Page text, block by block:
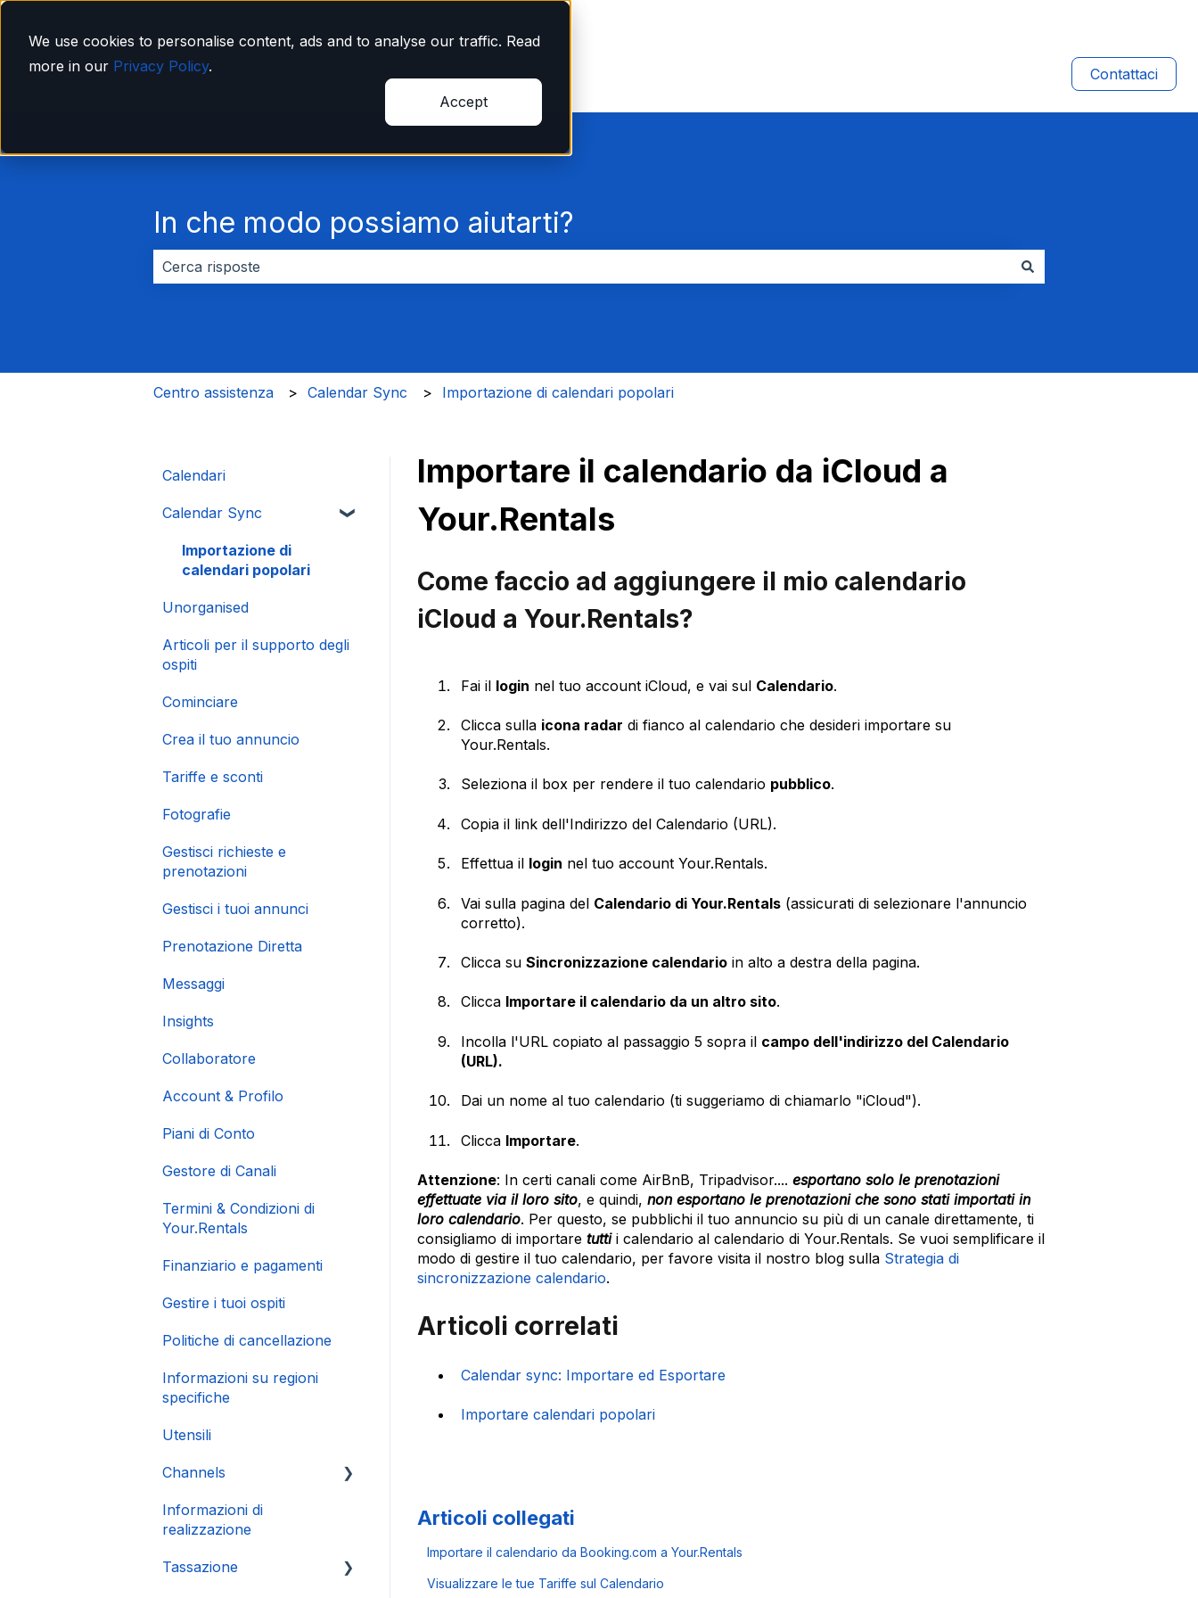
We use cookies to personalise content, ads and to analyse our traffic. Read
more in our Privacy Policy.
Accept
Contattaci
In che modo possiamo aiutarti?
Centro assistenza Calendar Sync Importazione di calendari popolari
Importare il calendario da iCloud a
Your.Rentals
Come faccio ad aggiungere il mio calendario
iCloud a Your.Rentals?
Fai il login nel tuo account iCloud, e vai sul Calendario.
Clicca sulla icona radar di fianco al calendario che desideri importare su
Your.Rentals.
Seleziona il box per rendere il tuo calendario pubblico.
Copia il link dell'Indirizzo del Calendario (URL).
Effettua il login nel tuo account Your.Rentals.
Vai sulla pagina del Calendario di Your.Rentals(assicurati di selezionare l'annuncio
corretto).
Clicca su Sincronizzazione calendarioin alto a destra della pagina.
Clicca Importare il calendario da un altro sito.
Incolla l'URL copiato al passaggio 5 sopra il campo dell'indirizzo del Calendario
(URL).
Dai un nome al tuo calendario (ti suggeriamo di chiamarlo "iCloud").
Clicca Importare.
Attenzione: In certi canali come AirBnB, Tripadvisor.... esportano solo le prenotazioni
effettuate via il loro sito, e quindi, non esportano le prenotazioni che sono stati importati in
loro calendario. Per questo, se pubblichi il tuo annuncio su più di un canale direttamente, ti
consigliamo di importare tutti i calendario al calendario di Your.Rentals. Se vuoi semplificare il
modo di gestire il tuo calendario, per favore visita il nostro blog sulla Strategia di
sincronizzazione calendario.
Articoli correlati
Calendar sync: Importare ed Esportare
Importare calendari popolari
Articoli collegati
Importare il calendario da Booking.com a Your.Rentals
Visualizzare le tue Tariffe sul Calendario
Calendari
Calendar Sync
Importazione di
calendari popolari
Unorganised
Articoli per il supporto degli
ospiti
Cominciare
Crea il tuo annuncio
Tariffe e sconti
Fotografie
Gestisci richieste e
prenotazioni
Gestisci i tuoi annunci
Prenotazione Diretta
Messaggi
Insights
Collaboratore
Account & Profilo
Piani di Conto
Gestore di Canali
Termini & Condizioni di
Your.Rentals
Finanziario e pagamenti
Gestire i tuoi ospiti
Politiche di cancellazione
Informazioni su regioni
specifiche
Utensili
Channels
Connessione Account
Informazioni di
realizzazione
Tassazione